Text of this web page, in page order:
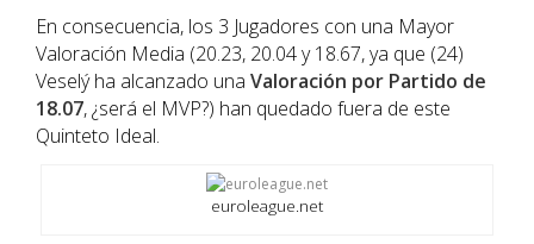
En consecuencia, los 3 Jugadores con una Mayor
Valoración Media (20.23, 20.04 y 18.67, ya que (24)
Veselý ha alcanzado una Valoración por Partido de
18.07, ¿será el MVP?) han quedado fuera de este
Quinteto Ideal.
euroleague.net